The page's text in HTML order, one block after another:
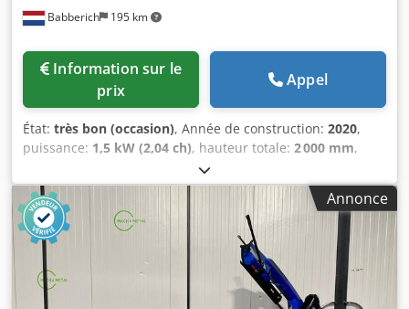
Babberich 195 km
prix
Appel
État: très bon (occasion), Année de construction: 2020,
puissance: 1,5 kW (2,04 ch), hauteur totale: 2 000 mm,
, largeur totale:
ruban PILOUS - ARG 235 Plus Scie à ruban avec coupe
d’onglet à gauche et à droite, Ø 235 MACH-ID 6222
Fabricant : PILOUS Type : ARG 235 Plus Année de
fabrication : 2020 En option, convoyeur à rouleaux D-300 x
2000 mm = 550 EUR (6 rouleaux / diamètre 60 / charge 300
kg sur 1 mètre) En option, convoyeur à rouleaux D-300 x
3000 mm = 650 EUR (10 rouleaux / diamètre 60 / charge
Annonce